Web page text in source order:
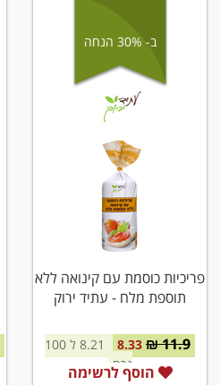
ב- 30% הנחה
פריכיות כוסמת עם קינואה ללא
תוספת מלח - עתיד ירוק
11.9 ₪
8.33
8.21 ל 100
גרם
הוסף לרשימה